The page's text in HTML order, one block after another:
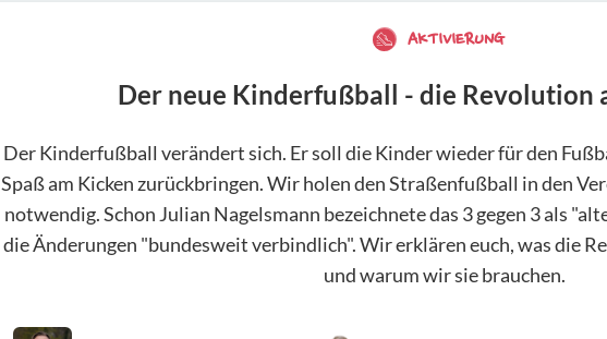
AKTIVIERUNG
Der neue Kinderfußball - die Revolution
Der Kinderfußball verändert sich. Er soll die Kinder wieder für den
Spaß am Kicken zurückbringen. Wir holen den Straßenfußball in den
notwendig. Schon Julian Nagelsmann bezeichnete das 3 gegen 3 als
die Änderungen "bundesweit verbindlich". Wir erklären euch, was die
und warum wir sie brauchen.